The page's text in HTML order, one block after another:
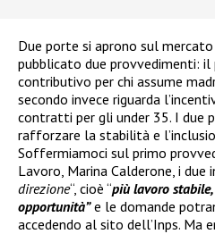
Due porte si aprono sul
pubblicato due provvedimenti: il
contributivo per chi assume
secondo invece riguarda
contratti per gli under 35. I due
rafforzare la stabilità e
Soffermiamoci sul primo
Lavoro, Marina Calderone, i due
direzione“, cioè “più lavoro
opportunità”e le domande
accedendo al sito dell’Inps. Ma